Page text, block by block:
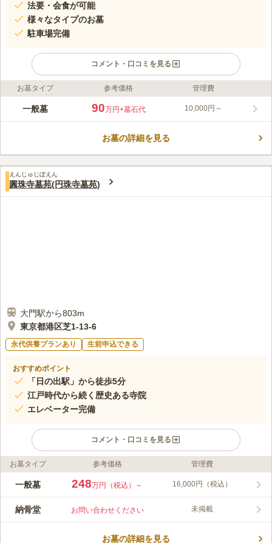
法要・会食が可能
様々なタイプのお墓
駐車場完備
コメント・口コミを見る
ライフドット編集部のコメント
700年の歴史を感じさせる專光寺は、日比谷線「神谷町駅」から
中庭の池では、鯉の泳ぐ姿を楽しむことができるので、お参り後
口コミ評価
みんなの評価
3.8
、食事できる場所はたくさんあります。大人数で食事できる場所
お墓タイプ 参考価格 管理費
一般墓 90万円+墓石代 10,000円～
お墓の詳細を見る
えんじゅじぼえん
圓珠寺墓苑(円珠寺墓苑)
大門駅から803m
東京都港区芝1-13-6
永代供養プランあり 生前申込できる
おすすめポイント
「日の出駅」から徒歩5分
江戸時代から続く歴史ある寺院
エレベーター完備
コメント・口コミを見る
ライフドット編集部のコメント
明治天皇、大正天皇の生母ゆかりの寺院。圓珠寺墓苑は、５駅６
霊園です。園内では、エレベーターを完備されどなたでも安心し
てご利用頂けます。また、法要施設から会食施設まであります。
墓地全体に可動式の屋根を採用しており、雨の日でも安心してお
お墓タイプ 参考価格 管理費
一般墓 248万円（税込）～ 16,000円（税込）
納骨堂 お問い合わせください 未掲載
お墓の詳細を見る